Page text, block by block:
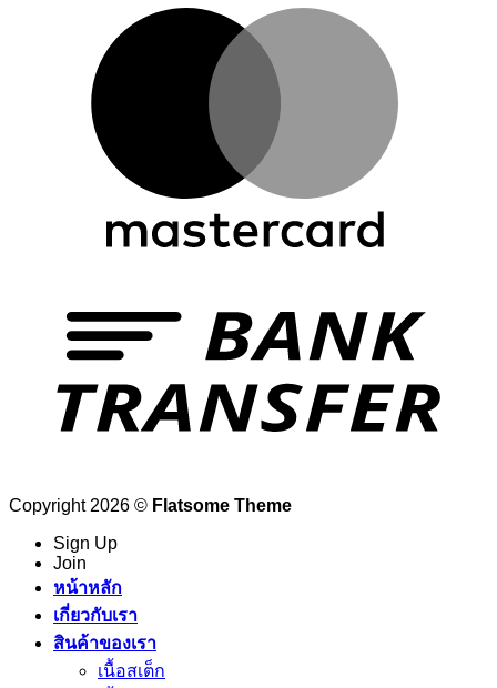
Copyright 2026 © Flatsome Theme
Sign Up
Join
หน้าหลัก
เกี่ยวกับเรา
สินค้าของเรา
เนื้อสเต็ก